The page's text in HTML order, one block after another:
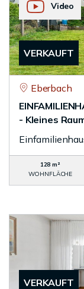
VERKAUFT
Video
Eberbach
- Kleines
128 m²
WOHNFLÄCHE
VERKAUFT